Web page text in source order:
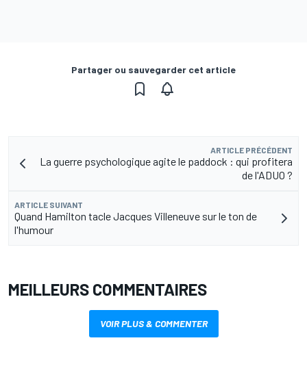
Partager ou sauvegarder cet article
ARTICLE PRÉCÉDENT
La guerre psychologique agite le paddock : qui profitera
de l'ADUO ?
ARTICLE SUIVANT
Quand Hamilton tacle Jacques Villeneuve sur le ton de
l'humour
MEILLEURS COMMENTAIRES
VOIR PLUS & COMMENTER